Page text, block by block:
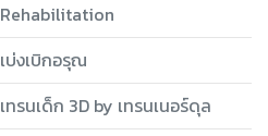
Rehabilitation
เบ่งเบิกอรุณ
เทรนเด็ก 3D by เทรนเนอร์ดุล